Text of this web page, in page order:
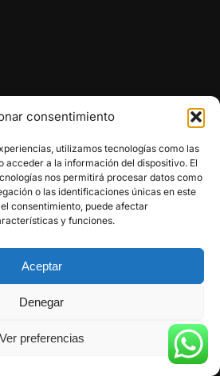
consentimiento
utilizamos tecnologías como las
acceder a la información del dispositivo. El
nos permitirá procesar datos como
o las identificaciones únicas en este
consentimiento, puede afectar
y funciones.
Aceptar
Denegar
Ver preferencias